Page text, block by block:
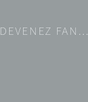
DEVENEZ FAN…